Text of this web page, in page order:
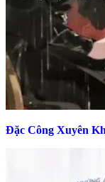
Đặc Công Xuyên